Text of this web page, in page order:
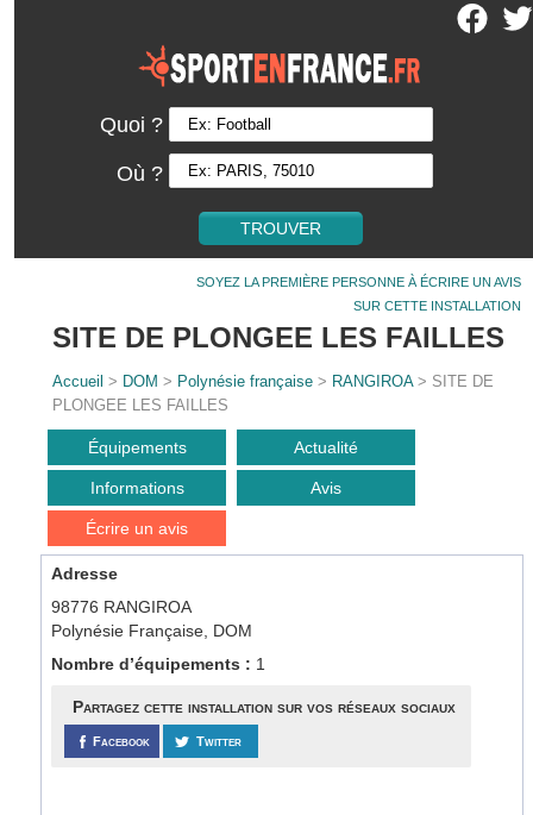
Quoi ?
Où ?
SOYEZ LA PREMIÈRE PERSONNE À ÉCRIRE UN AVIS
SUR CETTE INSTALLATION
SITE DE PLONGEE LES FAILLES
Accueil > DOM > Polynésie française > RANGIROA> SITE DE
PLONGEE LES FAILLES
Équipements Actualité
Informations Avis
Écrire un avis
Adresse
98776 RANGIROA
Polynésie Française, DOM
Nombre d’équipements : 1
Partagez cette installation sur vos réseaux sociaux
Facebook Twitter